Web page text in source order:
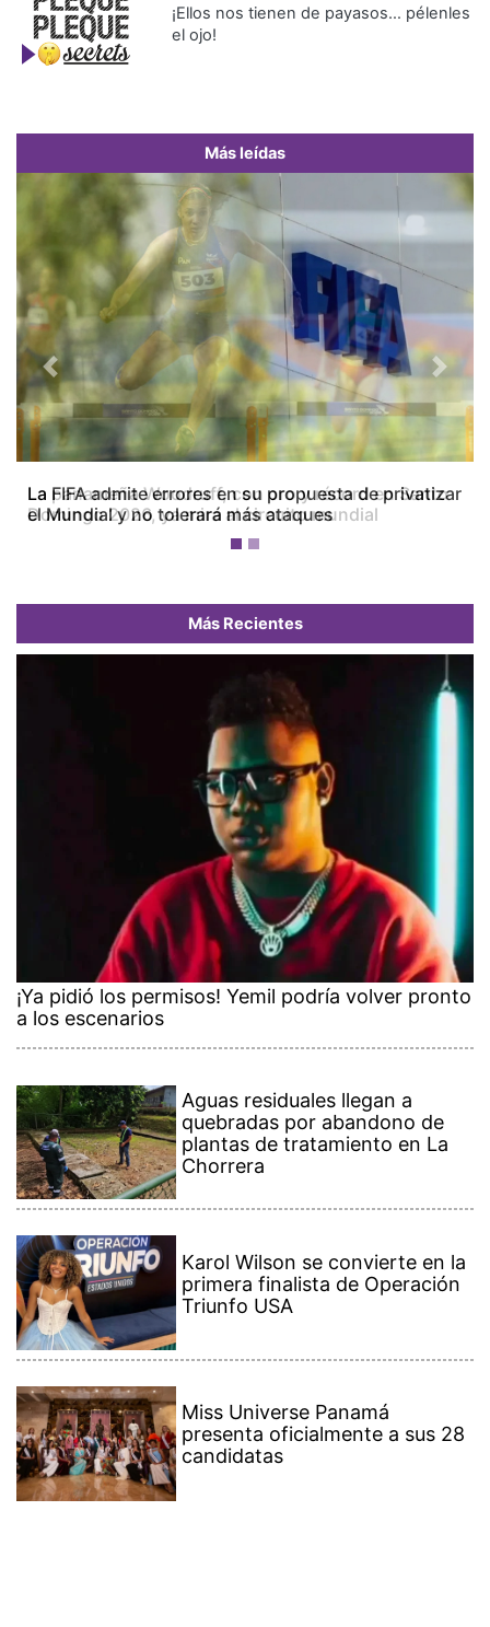
¡Ellos nos tienen de payasos… pélenles
el ojo!
Más leídas
La FIFA admite errores en su propuesta de privatizar
el Mundial y no tolerará más ataques
Previous Next
Más Recientes
¡Ya pidió los permisos! Yemil podría volver pronto
a los escenarios
Aguas residuales llegan a
quebradas por abandono de
plantas de tratamiento en La
Chorrera
Karol Wilson se convierte en la
primera finalista de Operación
Triunfo USA
Miss Universe Panamá
presenta oficialmente a sus 28
candidatas